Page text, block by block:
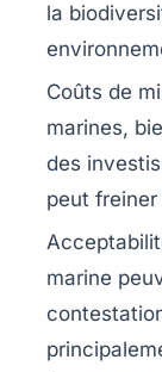
la
Coûts de
marines,
des
peut
marine